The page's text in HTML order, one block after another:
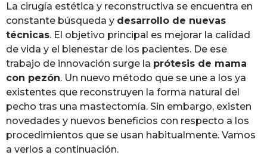
La cirugía estética y reconstructiva se encuentra en
constante búsqueda y desarrollo de nuevas
técnicas. El objetivo principal es mejorar la calidad
de vida y el bienestar de los pacientes. De ese
trabajo de innovación surge la prótesis de mama
con pezón. Un nuevo método que se une a los ya
existentes que reconstruyen la forma natural del
pecho tras una mastectomía. Sin embargo, existen
novedades y nuevos beneficios con respecto a los
procedimientos que se usan habitualmente. Vamos
a verlos a continuación.